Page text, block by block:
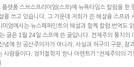
랫폼 스브스프리미엄(스프)에 뉴욕타임스 칼럼을 한
을 쓰고 있습니다. 그 가운데 저희가 쓴 해설을 스프와
엄에서는 뉴스페퍼민트의 해설과 함께 칼럼 번역도
글은 1월 24일 스프에 쓴 글입니다. 전체주의 통치의
념에 찬 공산주의자가 아니라, 사실과 허구의 구분, 참
사람들이다. 정치철학자 한나 아렌트가 “전체주의의 기